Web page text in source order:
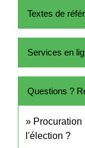
Textes de
Services en
Questions ?
l'élection ?